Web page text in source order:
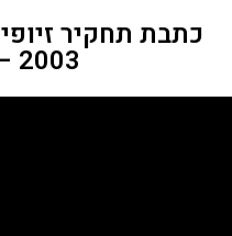
כתבת תחקיר
2003 – 'חדשות הספורט'